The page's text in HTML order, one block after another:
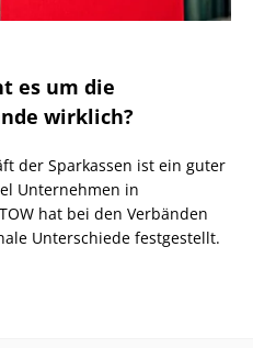
es um die
wirklich?
der Sparkassen ist ein guter
Unternehmen in
hat bei den Verbänden
Unterschiede festgestellt.